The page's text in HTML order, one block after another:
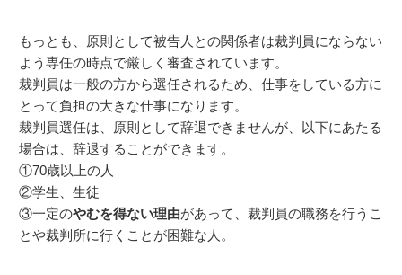
もっとも、原則として被告人との関係者は裁判員にならない
よう専任の時点で厳しく審査されています。
裁判員は一般の方から選任されるため、仕事をしている方に
とって負担の大きな仕事になります。
裁判員選任は、原則として辞退できませんが、以下にあたる
場合は、辞退することができます。
①70歳以上の人
②学生、生徒
③一定のやむを得ない理由があって、裁判員の職務を行うこ
とや裁判所に行くことが困難な人。